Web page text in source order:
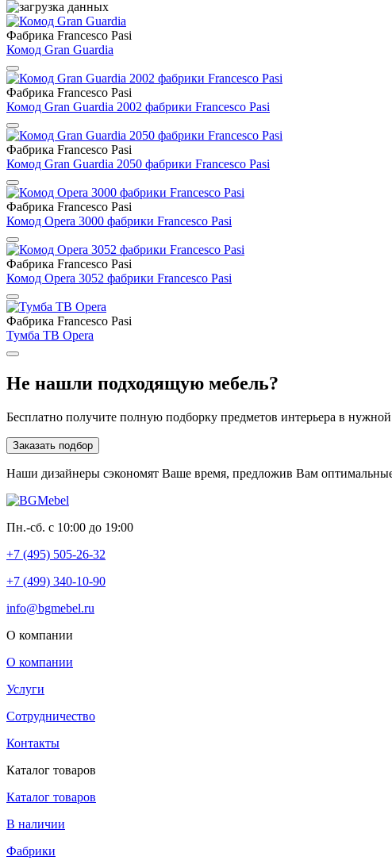
Фабрика Francesco Pasi
Комод Gran Guardia
Фабрика Francesco Pasi
Комод Gran Guardia 2002 фабрики Francesco Pasi
Фабрика Francesco Pasi
Комод Gran Guardia 2050 фабрики Francesco Pasi
Фабрика Francesco Pasi
Комод Opera 3000 фабрики Francesco Pasi
Фабрика Francesco Pasi
Комод Opera 3052 фабрики Francesco Pasi
Фабрика Francesco Pasi
Тумба ТВ Opera
Не нашли подходящую мебель?
Бесплатно получите полную подборку предметов интерьера в
Заказать подбор
Наши дизайнеры сэкономят Ваше время, предложив Вам
Пн.-сб. с 10:00 до 19:00
+7 (495) 505-26-32
+7 (499) 340-10-90
info@bgmebel.ru
О компании
О компании
Услуги
Сотрудничество
Контакты
Каталог товаров
Каталог товаров
В наличии
Фабрики